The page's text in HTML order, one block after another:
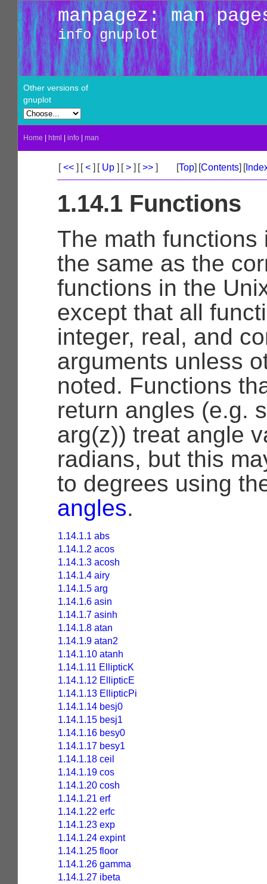
manpagez: man
info gnuplot
Other versions of
gnuplot
Home html info man
[<< ] [< ] [Up ] [> ] [>> ] [Top] [Contents] [
1.14.1 Functions
The math functions
the same as the
functions in the
except that all
integer, real, and
arguments unless
noted. Functions
return angles (e.g.
arg(z)) treat angle
radians, but this
to degrees using
angles.
1.14.1.1 abs
1.14.1.2 acos
1.14.1.3 acosh
1.14.1.4 airy
1.14.1.5 arg
1.14.1.6 asin
1.14.1.7 asinh
1.14.1.8 atan
1.14.1.9 atan2
1.14.1.10 atanh
1.14.1.11 EllipticK
1.14.1.12 EllipticE
1.14.1.13 EllipticPi
1.14.1.14 besj0
1.14.1.15 besj1
1.14.1.16 besy0
1.14.1.17 besy1
1.14.1.18 ceil
1.14.1.19 cos
1.14.1.20 cosh
1.14.1.21 erf
1.14.1.22 erfc
1.14.1.23 exp
1.14.1.24 expint
1.14.1.25 floor
1.14.1.26 gamma
1.14.1.27 ibeta